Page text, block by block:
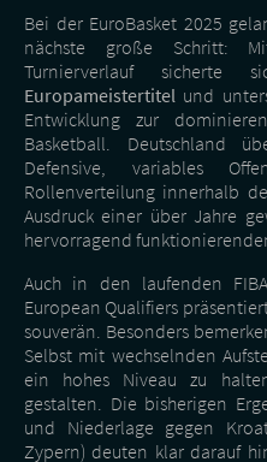
Bei der EuroBasket 2025
nächste große Schritt:
Turnierverlauf sicherte
Europameistertitel und
Entwicklung zur
Basketball. Deutschland
Defensive, variables
Rollenverteilung innerhalb
Ausdruck einer über Jahre
hervorragend
Auch in den laufenden
European Qualifiers
souverän. Besonders
Selbst mit wechselnden
ein hohes Niveau zu
gestalten. Die bisherigen
und Niederlage gegen
Zypern) deuten klar darauf